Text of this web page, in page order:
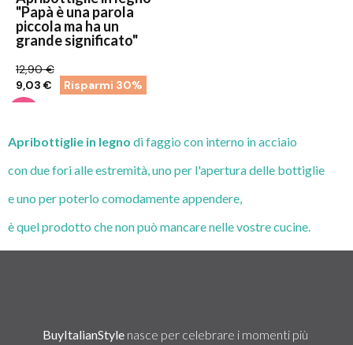
"Papà è una parola
piccola ma ha un
grande significato"
12,90 €
9,03 €
Risparmi 30%
Apribottiglie in legno di faggio con interno in acciaio
con due fori alle estremità, uno per l'apertura delle bottiglie
e uno per poterlo comodamente appendere,
è quel prodotto che non può mancare nelle vostre cucine.
Puoi scegliere tra le nostre grafiche oppure personalizzare
BuyItalianStyle nasce per celebrare i momenti più